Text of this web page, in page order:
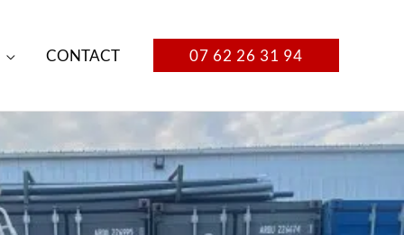
CONTACT 07 62 26 31 94